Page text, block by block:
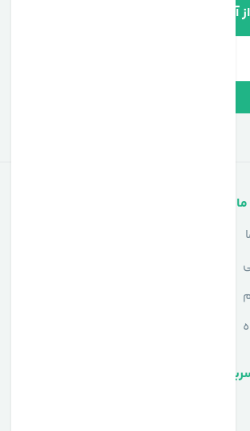
آخرین اخبار در خبرنامه ما عضو شوید